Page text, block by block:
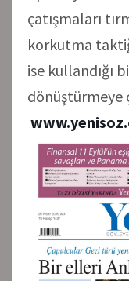
çatışmaları
korkutma
ise kullandığı
dönüştürmeye